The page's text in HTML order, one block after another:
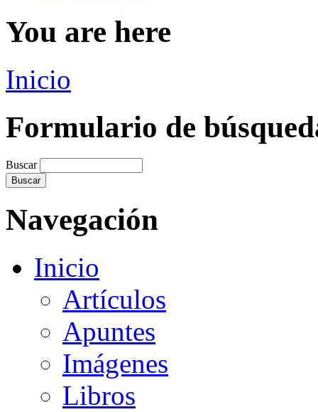
You are here
Inicio
Formulario de
Buscar
Navegación
Inicio
Artículos
Apuntes
Imágenes
Libros